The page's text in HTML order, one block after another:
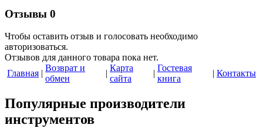
Отзывы 0
Чтобы оcтавить отзыв и голосовать необходимо
авторизоваться.
Отзывов для данного товара пока нет.
Главная |
Возврат и
обмен
|
Карта
сайта
|
Гостевая
книга
| Контакты
Популярные производители
инструментов